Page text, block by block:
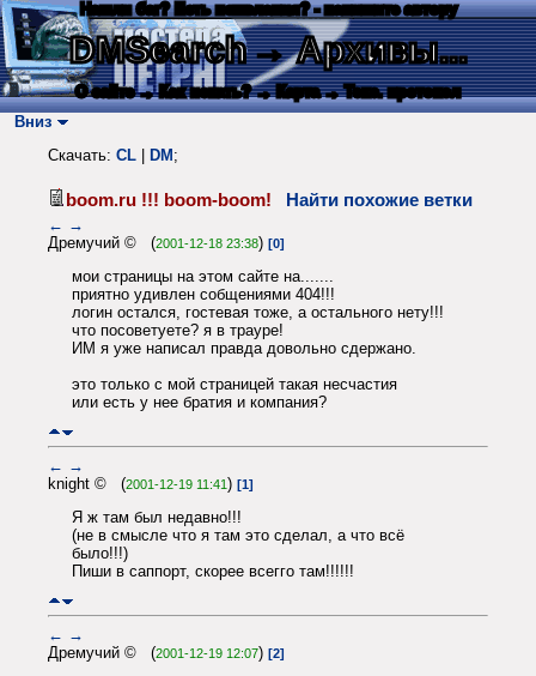
Нашли баг? Есть пожелания? - напишите автору
DMSearch→ Архивы...
О сайте → Как искать? → Карта → Текс. протокол
Вниз
Скачать: CL DM ;
boom.ru !!! boom-boom! Найти похожие ветки
← →
Дремучий © (2001-12-18 23:38) [0]
мои страницы на этом сайте на.......
приятно удивлен собщениями 404!!!
логин остался, гостевая тоже, а остального нету!!!
что посоветуете? я в трауре!
ИМ я уже написал правда довольно сдержано.
это только с мой страницей такая несчастия
или есть у нее братия и компания?
← →
knight © (2001-12-19 11:41) [1]
Я ж там был недавно!!!
(не в смысле что я там это сделал, а что всё
было!!!)
Пиши в саппорт, скорее всегго там!!!!!!
← →
Дремучий © (2001-12-19 12:07) [2]